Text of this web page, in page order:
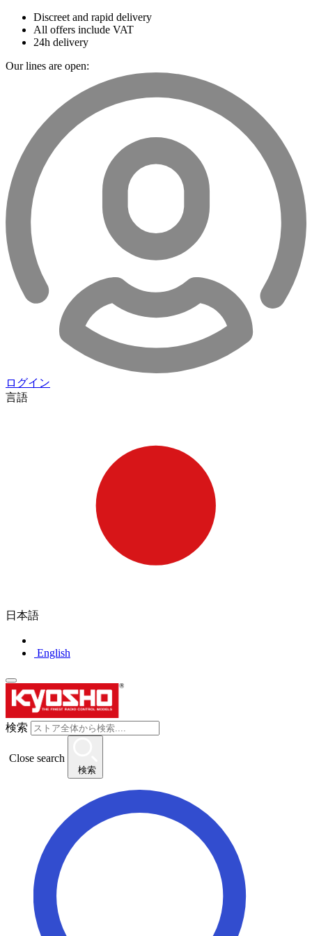
Discreet and rapid delivery
All offers include VAT
24h delivery
Our lines are open:
ログイン
言語
日本語
English
検索
Close search
検索